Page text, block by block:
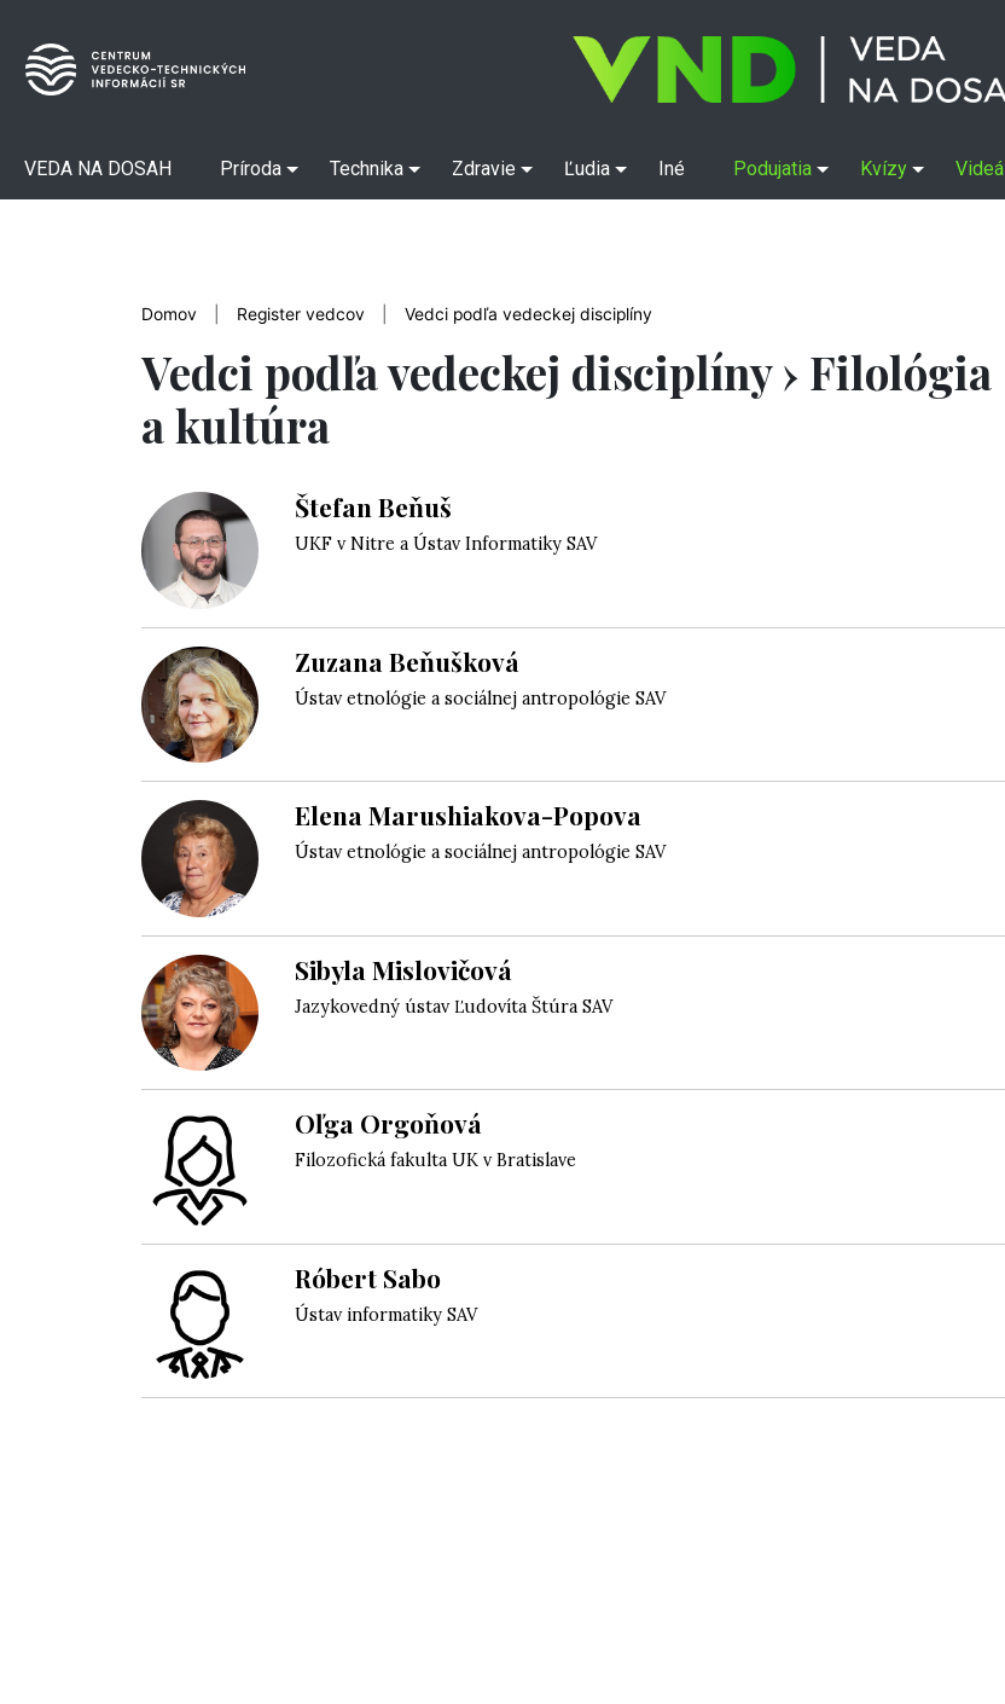
VEDA NA DOSAH Príroda Technika Zdravie Ľudia Iné Podujatia Kvízy Videá
Domov Register vedcov Vedci podľa vedeckej disciplíny
Vedci podľa vedeckej disciplíny › Filológia
a kultúra
Štefan Beňuš
UKF v Nitre a Ústav Informatiky SAV
Zuzana Beňušková
Ústav etnológie a sociálnej antropológie SAV
Elena Marushiakova-Popova
Ústav etnológie a sociálnej antropológie SAV
Sibyla Mislovičová
Jazykovedný ústav Ľudovíta Štúra SAV
Oľga Orgoňová
Filozofická fakulta UK v Bratislave
Róbert Sabo
Ústav informatiky SAV